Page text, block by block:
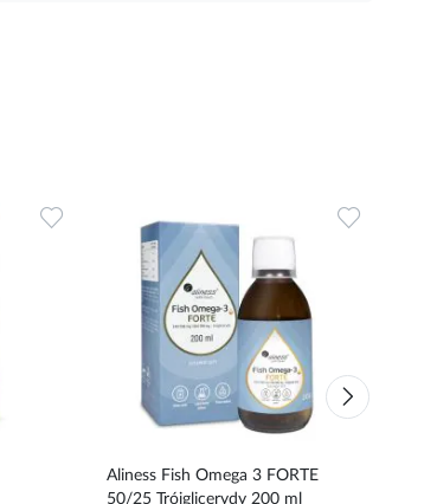
Dodaj
Aliness Fish Omega 3 FORTE
50/25 Trójglicerydy 200 ml
Dodaj